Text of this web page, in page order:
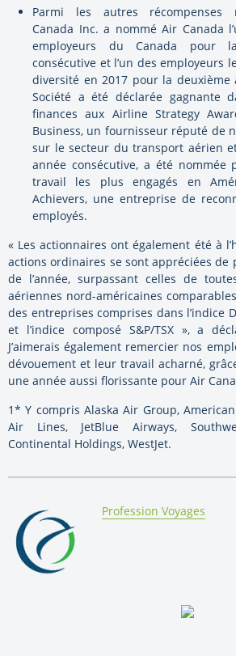
Parmi les autres récompenses
Canada Inc. a nommé Air Canada
employeurs du Canada pour
consécutive et l’un des employeurs
diversité en 2017 pour la deuxième
Société a été déclarée gagnante
finances aux Airline Strategy
Business, un fournisseur réputé de
sur le secteur du transport aérien
année consécutive, a été
travail les plus engagés en
Achievers, une entreprise de
employés.
« Les actionnaires ont également été à
actions ordinaires se sont appréciées de
de l’année, surpassant celles de
aériennes nord-américaines
des entreprises comprises dans l’indice
et l’indice composé S&P/TSX », a
J’aimerais également remercier nos
dévouement et leur travail acharné,
une année aussi florissante pour Air
1* Y compris Alaska Air Group,
Air Lines, JetBlue Airways,
Continental Holdings, WestJet.
By:
Profession Voyages